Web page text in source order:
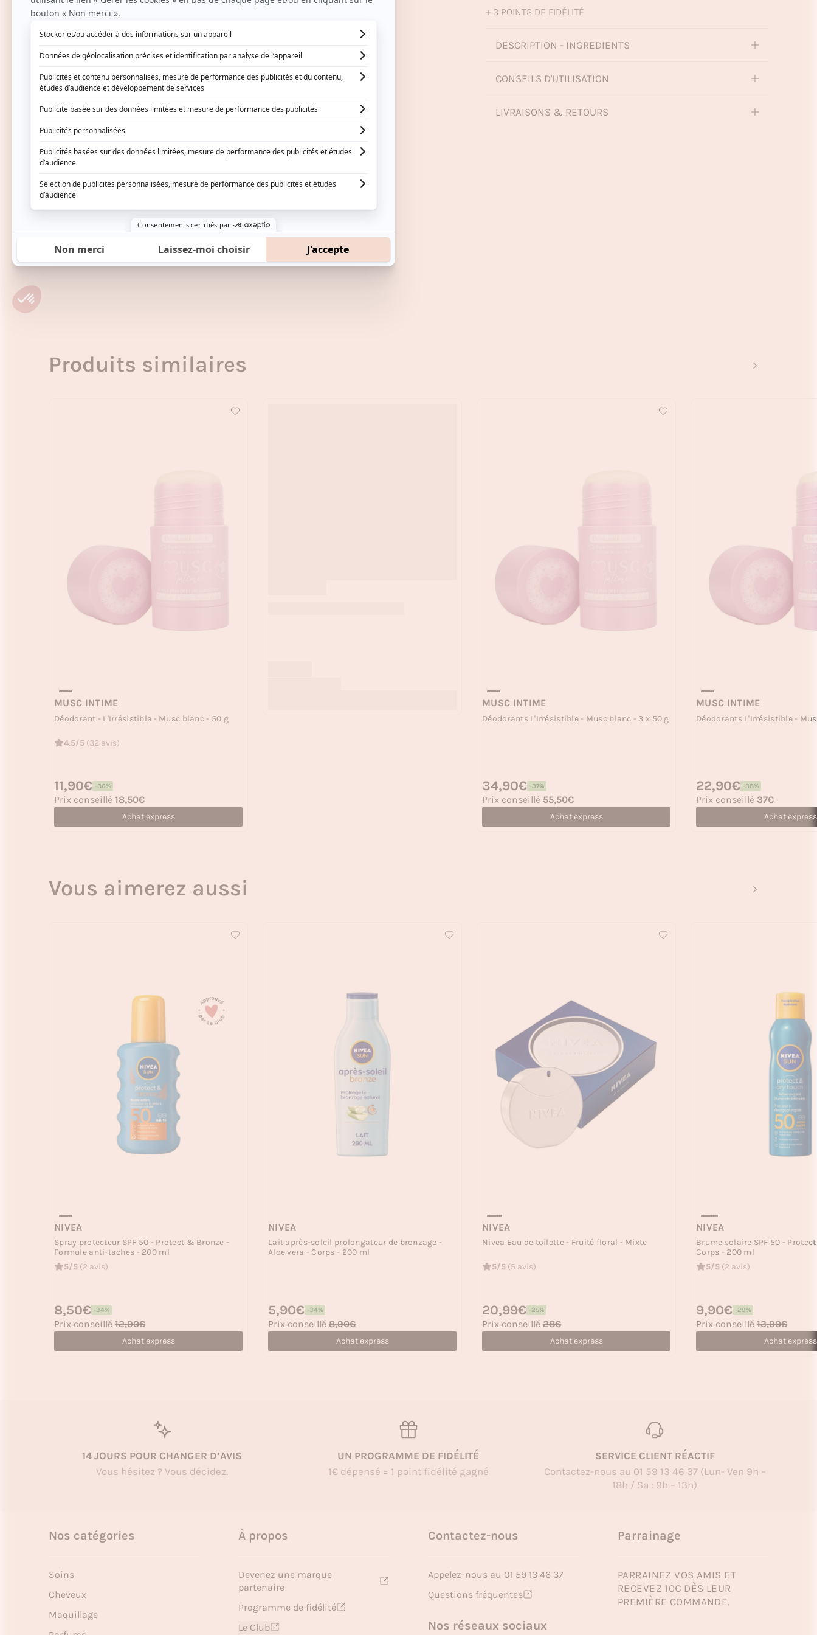
+ 3 POINTS DE FIDÉLITÉ
DESCRIPTION - INGREDIENTS
CONSEILS D'UTILISATION
LIVRAISONS & RETOURS
Produits similaires
MUSC INTIME
Déodorant - L'Irrésistible - Musc blanc - 50 g
4.5/5 (32 avis)
Prix soldé
11,90€ -36%
Prix habituel
Prix conseillé 18,50€
Achat express
MUSC INTIME
Déodorants L'Irrésistible - Musc blanc - 3 x 50 g
Prix soldé
34,90€ -37%
Prix habituel
Prix conseillé 55,50€
Achat express
MUSC INTIME
Déodorants L'Irrésistible -
Prix soldé
22,90€ -38%
Prix habituel
Prix conseillé 37€
Achat express
Vous aimerez aussi
NIVEA
Spray protecteur SPF 50 - Protect & Bronze -
Formule anti-taches - 200 ml
5/5 (2 avis)
Prix soldé
8,50€ -34%
Prix habituel
Prix conseillé 12,90€
Achat express
NIVEA
Lait après-soleil prolongateur de bronzage -
Aloe vera - Corps - 200 ml
Prix soldé
5,90€ -34%
Prix habituel
Prix conseillé 8,90€
Achat express
NIVEA
Nivea Eau de toilette - Fruité floral - Mixte
5/5 (5 avis)
Prix soldé
20,99€ -25%
Prix habituel
Prix conseillé 28€
Achat express
NIVEA
Brume solaire SPF 50 -
Corps - 200 ml
5/5 (2 avis)
Prix soldé
9,90€ -29%
Prix habituel
Prix conseillé 13,90€
Achat express
14 JOURS POUR CHANGER D’AVIS
Vous hésitez ? Vous décidez.
UN PROGRAMME DE FIDÉLITÉ
1€ dépensé = 1 point fidélité gagné
SERVICE CLIENT RÉACTIF
Contactez-nous au 01 59 13 46 37 (Lun- Ven 9h –
18h / Sa : 9h – 13h)
Nos catégories
Soins
Cheveux
Maquillage
À propos
Devenez une marque
partenaire
Programme de fidélité
Le Club
Contactez-nous
Appelez-nous au 01 59 13 46 37
Questions fréquentes
Nos réseaux sociaux
Parrainage
PARRAINEZ VOS AMIS ET
RECEVEZ 10€ DÈS LEUR
PREMIÈRE COMMANDE.